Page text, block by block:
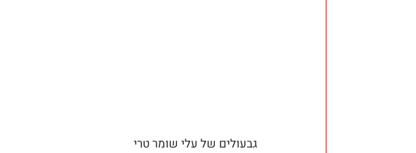
גבעולים של עלי שומר טרי